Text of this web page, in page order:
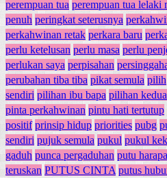
perempuan tua perempuan tua lelaki
penuh peringkat seterusnya
perkahwinan retak perkara baru
perlu ketelusan perlu masa perlu
perlukan saya perpisahan
perubahan tiba tiba pikat semula pilih
sendiri pilihan ibu bapa pilihan kedua
pinta perkahwinan pintu hati tertutup
positif prinsip hidup priorities pubg
sendiri pujuk semula pukul pukul
gaduh punca pergaduhan putu
teruskan PUTUS CINTA putus